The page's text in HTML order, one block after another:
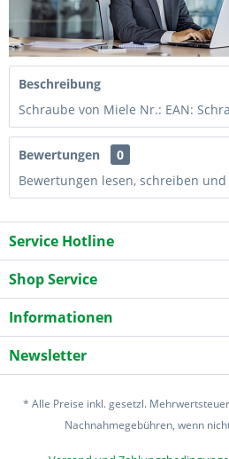
Beschreibung
Schraube von Miele Nr.: EAN:
Bewertungen
0
Bewertungen lesen, schreiben
Service Hotline
Shop Service
Informationen
Newsletter
* Alle Preise inkl. gesetzl.
Nachnahmegebühren, wenn